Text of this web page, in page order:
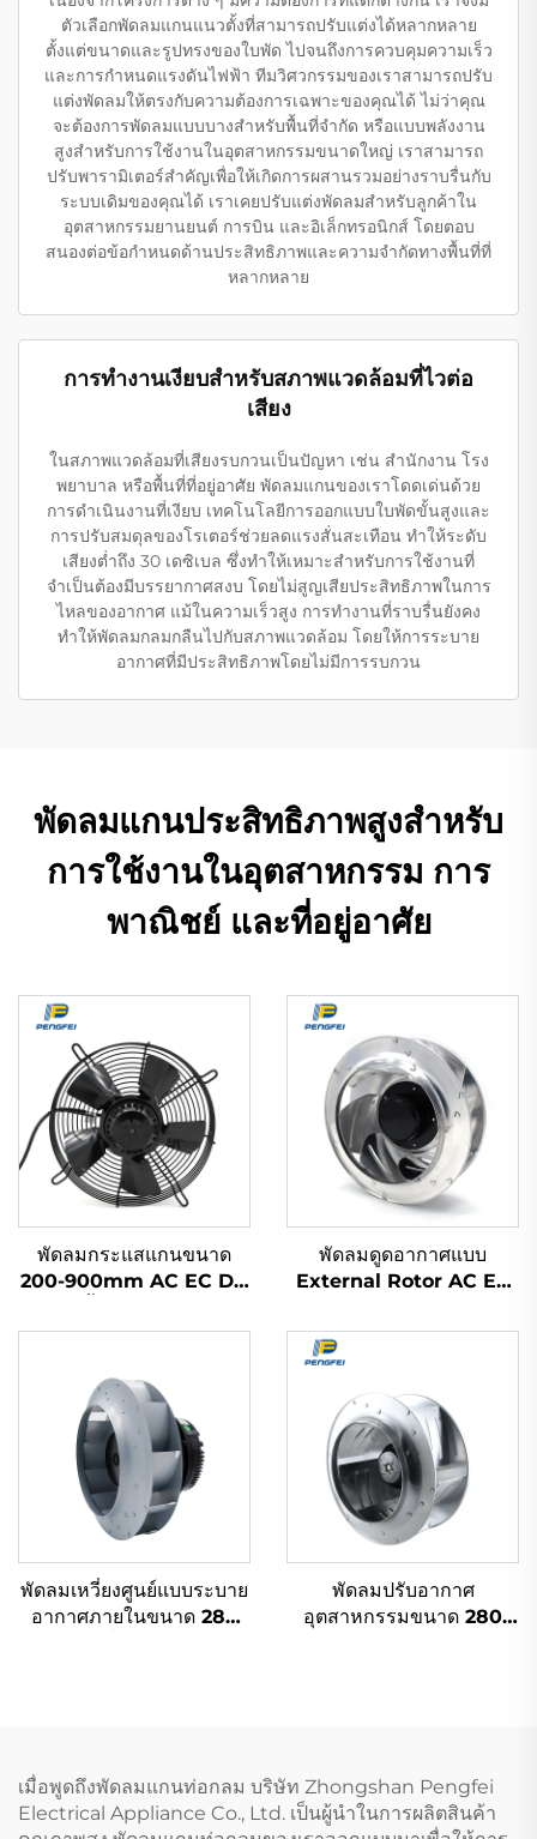
ตัวเลือกพัดลมแกนแนวตั้งที่สามารถปรับแต่งได้หลากหลาย
ตั้งแต่ขนาดและรูปทรงของใบพัด ไปจนถึงการควบคุมความเร็ว
และการกำหนดแรงดันไฟฟ้า ทีมวิศวกรรมของเราสามารถปรับ
แต่งพัดลมให้ตรงกับความต้องการเฉพาะของคุณได้ ไม่ว่าคุณ
จะต้องการพัดลมแบบบางสำหรับพื้นที่จำกัด หรือแบบพลังงาน
สูงสำหรับการใช้งานในอุตสาหกรรมขนาดใหญ่ เราสามารถ
ปรับพารามิเตอร์สำคัญเพื่อให้เกิดการผสานรวมอย่างราบรื่นกับ
ระบบเดิมของคุณได้ เราเคยปรับแต่งพัดลมสำหรับลูกค้าใน
อุตสาหกรรมยานยนต์ การบิน และอิเล็กทรอนิกส์ โดยตอบ
สนองต่อข้อกำหนดด้านประสิทธิภาพและความจำกัดทางพื้นที่ที่
หลากหลาย
การทำงานเงียบสำหรับสภาพแวดล้อมที่ไวต่อ
เสียง
ในสภาพแวดล้อมที่เสียงรบกวนเป็นปัญหา เช่น สำนักงาน โรง
พยาบาล หรือพื้นที่ที่อยู่อาศัย พัดลมแกนของเราโดดเด่นด้วย
การดำเนินงานที่เงียบ เทคโนโลยีการออกแบบใบพัดขั้นสูงและ
การปรับสมดุลของโรเตอร์ช่วยลดแรงสั่นสะเทือน ทำให้ระดับ
เสียงต่ำถึง 30 เดซิเบล ซึ่งทำให้เหมาะสำหรับการใช้งานที่
จำเป็นต้องมีบรรยากาศสงบ โดยไม่สูญเสียประสิทธิภาพในการ
ไหลของอากาศ แม้ในความเร็วสูง การทำงานที่ราบรื่นยังคง
ทำให้พัดลมกลมกลืนไปกับสภาพแวดล้อม โดยให้การระบาย
อากาศที่มีประสิทธิภาพโดยไม่มีการรบกวน
พัดลมแกนประสิทธิภาพสูงสำหรับ
การใช้งานในอุตสาหกรรม การ
พาณิชย์ และที่อยู่อาศัย
พัดลมกระแสแกนขนาด
200-900mm AC EC DC
อุตสาหกรรมระบายอากาศ
พัดลมดูดอากาศแบบ
External Rotor AC EC
ขนาด 400 มม. สำหรับ
พัดลมเหวี่ยงศูนย์แบบระบาย
อากาศภายในขนาด 280
พัดลมปรับอากาศ
อุตสาหกรรมขนาด 280
เมื่อพูดถึงพัดลมแกนท่อกลม บริษัท Zhongshan Pengfei
Electrical Appliance Co., Ltd. เป็นผู้นำในการผลิตสินค้า